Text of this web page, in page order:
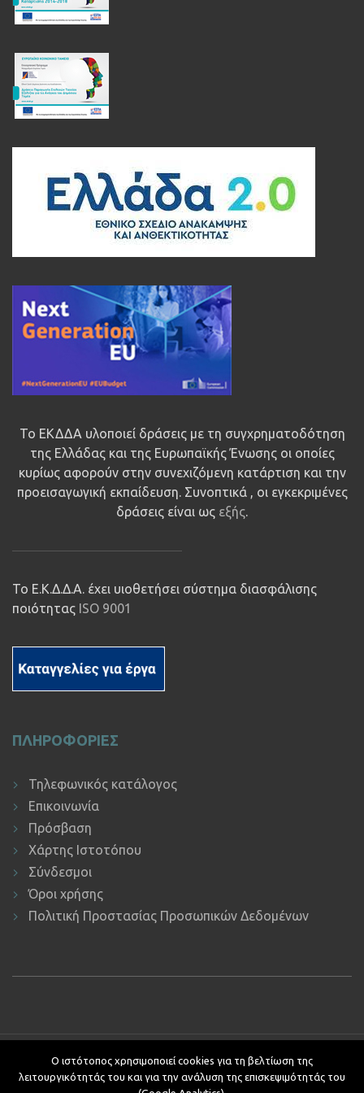
Το ΕΚΔΔΑ υλοποιεί δράσεις με τη συγχρηματοδότηση
της Ελλάδας και της Ευρωπαϊκής Ένωσης οι οποίες
κυρίως αφορούν στην συνεχιζόμενη κατάρτιση και την
προεισαγωγική εκπαίδευση. Συνοπτικά , οι εγκεκριμένες
δράσεις είναι ως εξής.
Το Ε.Κ.Δ.Δ.Α. έχει υιοθετήσει σύστημα διασφάλισης
ποιότητας ISO 9001
ΠΛΗΡΟΦΟΡΙΕΣ
Τηλεφωνικός κατάλογος
Επικοινωνία
Πρόσβαση
Χάρτης Ιστοτόπου
Σύνδεσμοι
Όροι χρήσης
Πολιτική Προστασίας Προσωπικών Δεδομένων
Copyright © 2019 ΕΚΔΔΑ.Υποστήριξη ιστοτόπου: Τμήμα
Εφαρμογών Πληροφορικής.
Κείμενα - Επιμέλεια: Αυτοτελές Τμήμα Επικοινωνίας, Διεθνών και
Ο ιστότοπος χρησιμοποιεί cookies για τη βελτίωση της
λειτουργικότητάς του και για την ανάλυση της επισκεψιμότητάς του